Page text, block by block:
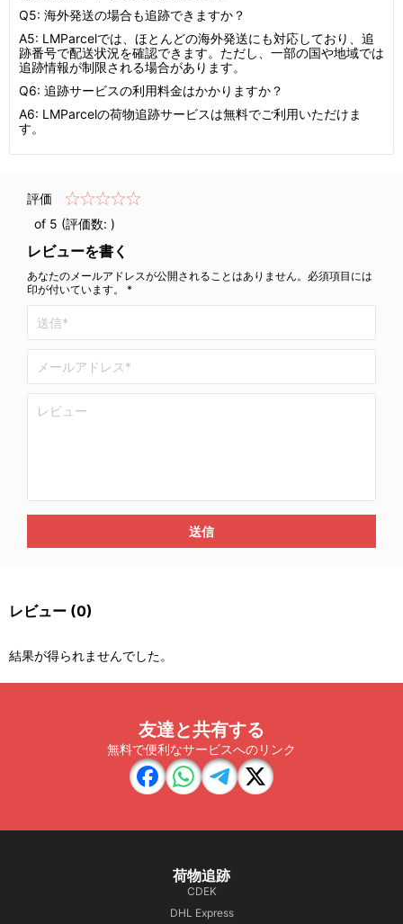
Q5: 海外発送の場合も追跡できますか？
A5: LMParcelでは、ほとんどの海外発送にも対応しており、追
跡番号で配送状況を確認できます。ただし、一部の国や地域では
追跡情報が制限される場合があります。
Q6: 追跡サービスの利用料金はかかりますか？
A6: LMParcelの荷物追跡サービスは無料でご利用いただけま
す。
評価
of 5 (評価数: )
レビューを書く
あなたのメールアドレスが公開されることはありません。必須項目には
印が付いています。 *
送信
レビュー (0)
結果が得られませんでした。
友達と共有する
無料で便利なサービスへのリンク
荷物追跡
CDEK
DHL Express